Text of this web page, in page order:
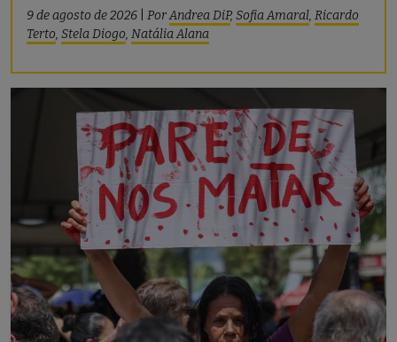
9 de agosto de 2026 PorAndrea DiP, Sofia Amaral, Ricardo
Terto, Stela Diogo, Natália Alana